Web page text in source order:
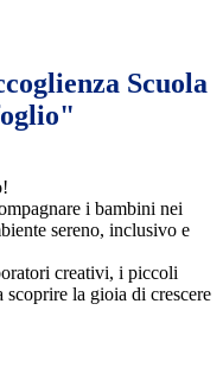
Scuola
i bambini nei
sereno, inclusivo e
creativi, i piccoli
scoprire la gioia di crescere